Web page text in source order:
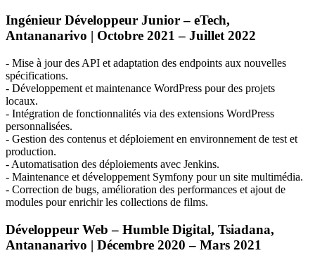
Ingénieur Développeur Junior – eTech,
Antananarivo | Octobre 2021 – Juillet 2022
- Mise à jour des API et adaptation des endpoints aux nouvelles
spécifications.
- Développement et maintenance WordPress pour des projets
locaux.
- Intégration de fonctionnalités via des extensions WordPress
personnalisées.
- Gestion des contenus et déploiement en environnement de test et
production.
- Automatisation des déploiements avec Jenkins.
- Maintenance et développement Symfony pour un site multimédia.
- Correction de bugs, amélioration des performances et ajout de
modules pour enrichir les collections de films.
Développeur Web – Humble Digital, Tsiadana,
Antananarivo | Décembre 2020 – Mars 2021